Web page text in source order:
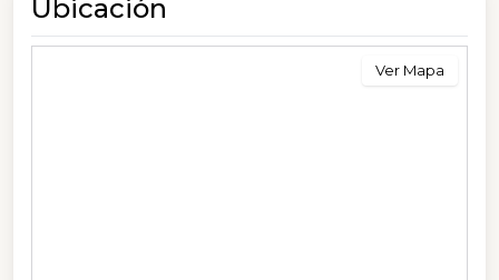
Ubicación
Ver Mapa